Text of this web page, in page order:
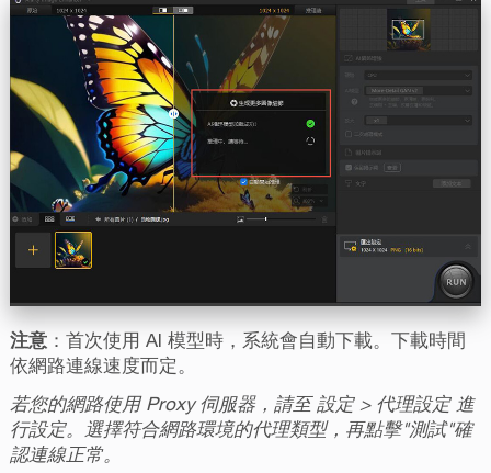
注意：首次使用 AI 模型時，系統會自動下載。下載時間
依網路連線速度而定。
若您的網路使用 Proxy 伺服器，請至 設定 > 代理設定 進
行設定。選擇符合網路環境的代理類型，再點擊"測試"確
認連線正常。